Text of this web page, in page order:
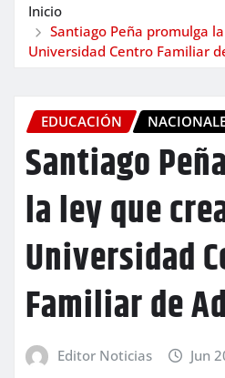
Inicio
Santiago Peña promulga
Universidad Centro Familiar
EDUCACIÓN
Santiago
la ley que
Universidad
Familiar de
Editor Noticias Jun